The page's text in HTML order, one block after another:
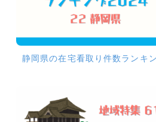
静岡県の在宅看取り件数ランキ